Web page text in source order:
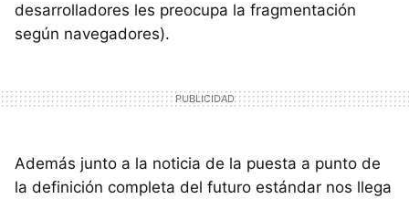
desarrolladores les preocupa la fragmentación
según navegadores).
Además junto a la noticia de la puesta a punto de
la definición completa del futuro estándar nos llega